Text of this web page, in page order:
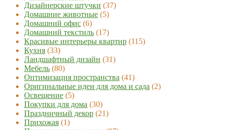
Дизайнерские штучки (37)
Домашние животные (5)
Домашний офис (6)
Домашний текстиль (17)
Красивые интерьеры квартир (115)
Кухня (33)
Ландшафтный дизайн (31)
Мебель (80)
Оптимизация пространства (41)
Оригинальные идеи для дома и сада (2)
Освещение (5)
Покупки для дома (30)
Праздничный декор (21)
Прихожая (1)